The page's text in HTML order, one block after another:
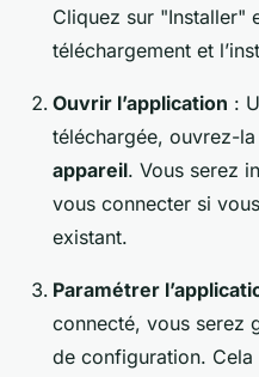
Cliquez sur "Installer"
téléchargement et
Ouvrir l’application :
téléchargée, ouvrez-la
appareil. Vous serez
vous connecter si
existant.
Paramétrer
connecté, vous serez
de configuration. Cela